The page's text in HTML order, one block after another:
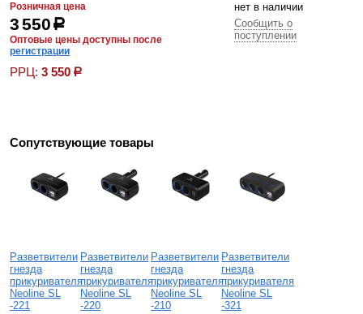
Розничная цена
3 550р
Оптовые цены доступны после
регистрации
РРЦ: 3 550 р
нет в наличии
Сообщить о
поступлении
Сопутствующие товары
Разветвители
гнезда
прикуривателя
Neoline SL
-221
Разветвители
гнезда
прикуривателя
Neoline SL
-220
Разветвители
гнезда
прикуривателя
Neoline SL
-210
Разветвители
гнезда
прикуривателя
Neoline SL
-321